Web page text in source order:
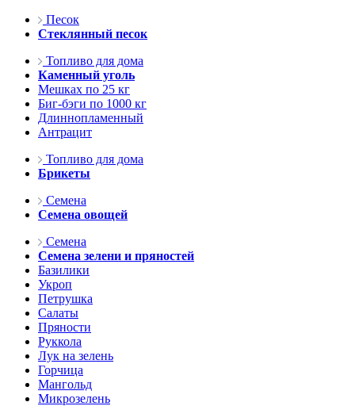
Песок
Стеклянный песок
Топливо для дома
Каменный уголь
Мешках по 25 кг
Биг-бэги по 1000 кг
Длиннопламенный
Антрацит
Топливо для дома
Брикеты
Семена
Семена овощей
Семена
Семена зелени и пряностей
Базилики
Укроп
Петрушка
Салаты
Пряности
Руккола
Лук на зелень
Горчица
Мангольд
Микрозелень